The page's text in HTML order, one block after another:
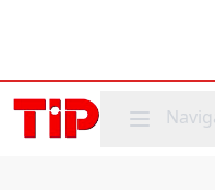
Mobile